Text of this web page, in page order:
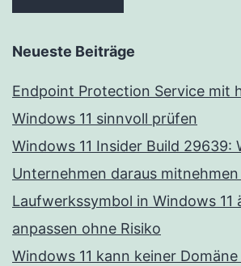
Neueste Beiträge
Endpoint Protection Service mit
Windows 11 sinnvoll prüfen
Windows 11 Insider Build 29639:
Unternehmen daraus
Laufwerkssymbol in Windows 11
anpassen ohne Risiko
Windows 11 kann keiner